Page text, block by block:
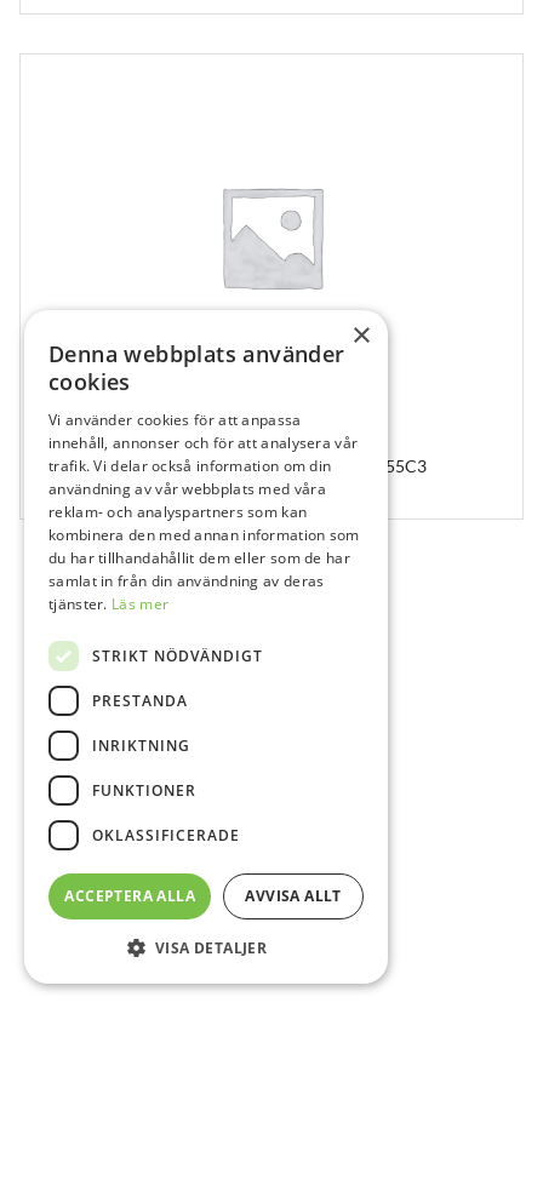
210417
Abutment SiBase Ø5.0 DC Ø5.5×3, SIB-DC5-55C3
1 st
×
Denna webbplats använder
cookies
Vi använder cookies för att anpassa
innehåll, annonser och för att analysera vår
trafik. Vi delar också information om din
användning av vår webbplats med våra
reklam- och analyspartners som kan
kombinera den med annan information som
du har tillhandahållit dem eller som de har
samlat in från din användning av deras
tjänster. Läs mer
STRIKT NÖDVÄNDIGT
PRESTANDA
INRIKTNING
FUNKTIONER
OKLASSIFICERADE
ACCEPTERA ALLA AVVISA ALLT
VISA DETALJER